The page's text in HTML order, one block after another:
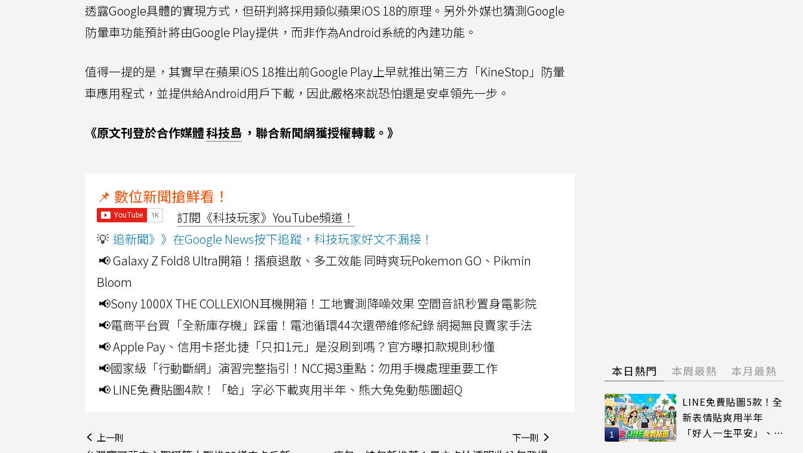
透露Google具體的實現方式，但研判將採用類似蘋果iOS 18的原理。另外外媒也猜測Google
防暈車功能預計將由Google Play提供，而非作為Android系統的內建功能。
值得一提的是，其實早在蘋果iOS 18推出前Google Play上早就推出第三方「KineStop」防暈
車應用程式，並提供給Android用戶下載，因此嚴格來說恐怕還是安卓領先一步。
《原文刊登於合作媒體科技島 ，聯合新聞網獲授權轉載。》
📌 數位新聞搶鮮看！
訂閱《科技玩家》YouTube頻道！
💡 追新聞》》在Google News按下追蹤，科技玩家好文不漏接！
📢 Galaxy Z Fold8 Ultra開箱！摺痕退散、多工效能 同時爽玩Pokemon GO、Pikmin
Bloom
📢Sony 1000X THE COLLEXION耳機開箱！工地實測降噪效果 空間音訊秒置身電影院
📢電商平台買「全新庫存機」踩雷！電池循環44次還帶維修紀錄 網揭無良賣家手法
📢 Apple Pay、信用卡搭北捷「只扣1元」是沒刷到嗎？官方曝扣款規則秒懂
📢國家級「行動斷網」演習完整指引！NCC揭3重點：勿用手機處理重要工作
📢 LINE免費貼圖4款！「蛤」字必下載爽用半年、熊大兔兔動態圖超Q
上一則 下一則
本日熱門 本周最熱 本月最熱
LINE免費貼圖5款！全
新表情貼爽用半年
「好人一生平安」、